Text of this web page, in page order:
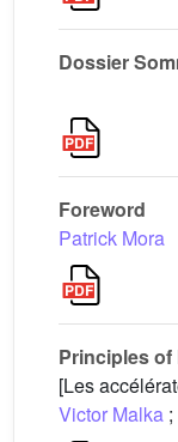
Dossier
Foreword
Patrick Mora
Principles of
[Les
Victor Malka ;